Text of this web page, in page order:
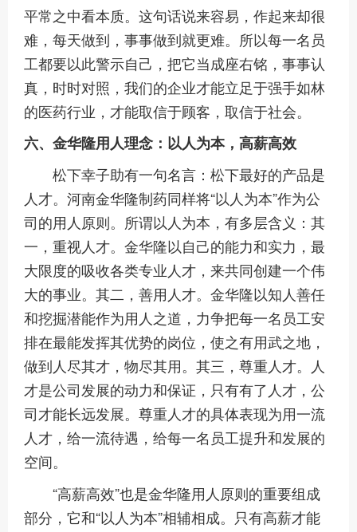
平常之中看本质。这句话说来容易，作起来却很
难，每天做到，事事做到就更难。所以每一名员
工都要以此警示自己，把它当成座右铭，事事认
真，时时对照，我们的企业才能立足于强手如林
的医药行业，才能取信于顾客，取信于社会。
六、金华隆用人理念：以人为本，高薪高效
松下幸子助有一句名言：松下最好的产品是
人才。河南金华隆制药同样将“以人为本”作为公
司的用人原则。所谓以人为本，有多层含义：其
一，重视人才。金华隆以自己的能力和实力，最
大限度的吸收各类专业人才，来共同创建一个伟
大的事业。其二，善用人才。金华隆以知人善任
和挖掘潜能作为用人之道，力争把每一名员工安
排在最能发挥其优势的岗位，使之有用武之地，
做到人尽其才，物尽其用。其三，尊重人才。人
才是公司发展的动力和保证，只有有了人才，公
司才能长远发展。尊重人才的具体表现为用一流
人才，给一流待遇，给每一名员工提升和发展的
空间。
“高薪高效”也是金华隆用人原则的重要组成
部分，它和“以人为本”相辅相成。只有高薪才能